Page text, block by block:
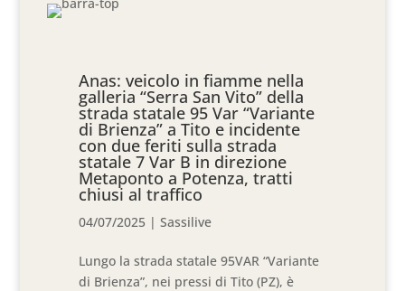
Anas: veicolo in fiamme nella
galleria “Serra San Vito” della
strada statale 95 Var “Variante
di Brienza” a Tito e incidente
con due feriti sulla strada
statale 7 Var B in direzione
Metaponto a Potenza, tratti
chiusi al traffico
04/07/2025 |Sassilive
Lungo la strada statale 95VAR “Variante
di Brienza”, nei pressi di Tito (PZ), è